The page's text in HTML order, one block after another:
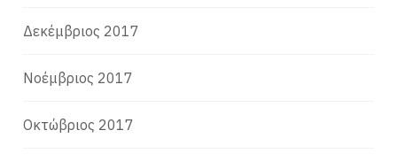
Δεκέμβριος 2017
Νοέμβριος 2017
Οκτώβριος 2017